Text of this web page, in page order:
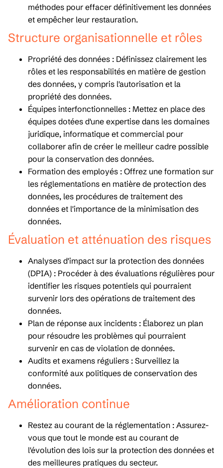
méthodes pour effacer définitivement les données
et empêcher leur restauration.
Structure organisationnelle et rôles
Propriété des données : Définissez clairement les
rôles et les responsabilités en matière de gestion
des données, y compris l'autorisation et la
propriété des données.
Équipes interfonctionnelles : Mettez en place des
équipes dotées d'une expertise dans les domaines
juridique, informatique et commercial pour
collaborer afin de créer le meilleur cadre possible
pour la conservation des données.
Formation des employés : Offrez une formation sur
les réglementations en matière de protection des
données, les procédures de traitement des
données et l'importance de la minimisation des
données.
Évaluation et atténuation des risques
Analyses d'impact sur la protection des données
(DPIA) : Procéder à des évaluations régulières pour
identifier les risques potentiels qui pourraient
survenir lors des opérations de traitement des
données.
Plan de réponse aux incidents : Élaborez un plan
pour résoudre les problèmes qui pourraient
survenir en cas de violation de données.
Audits et examens réguliers : Surveillez la
conformité aux politiques de conservation des
données.
Amélioration continue
Restez au courant de la réglementation : Assurez-
vous que tout le monde est au courant de
l'évolution des lois sur la protection des données et
des meilleures pratiques du secteur.